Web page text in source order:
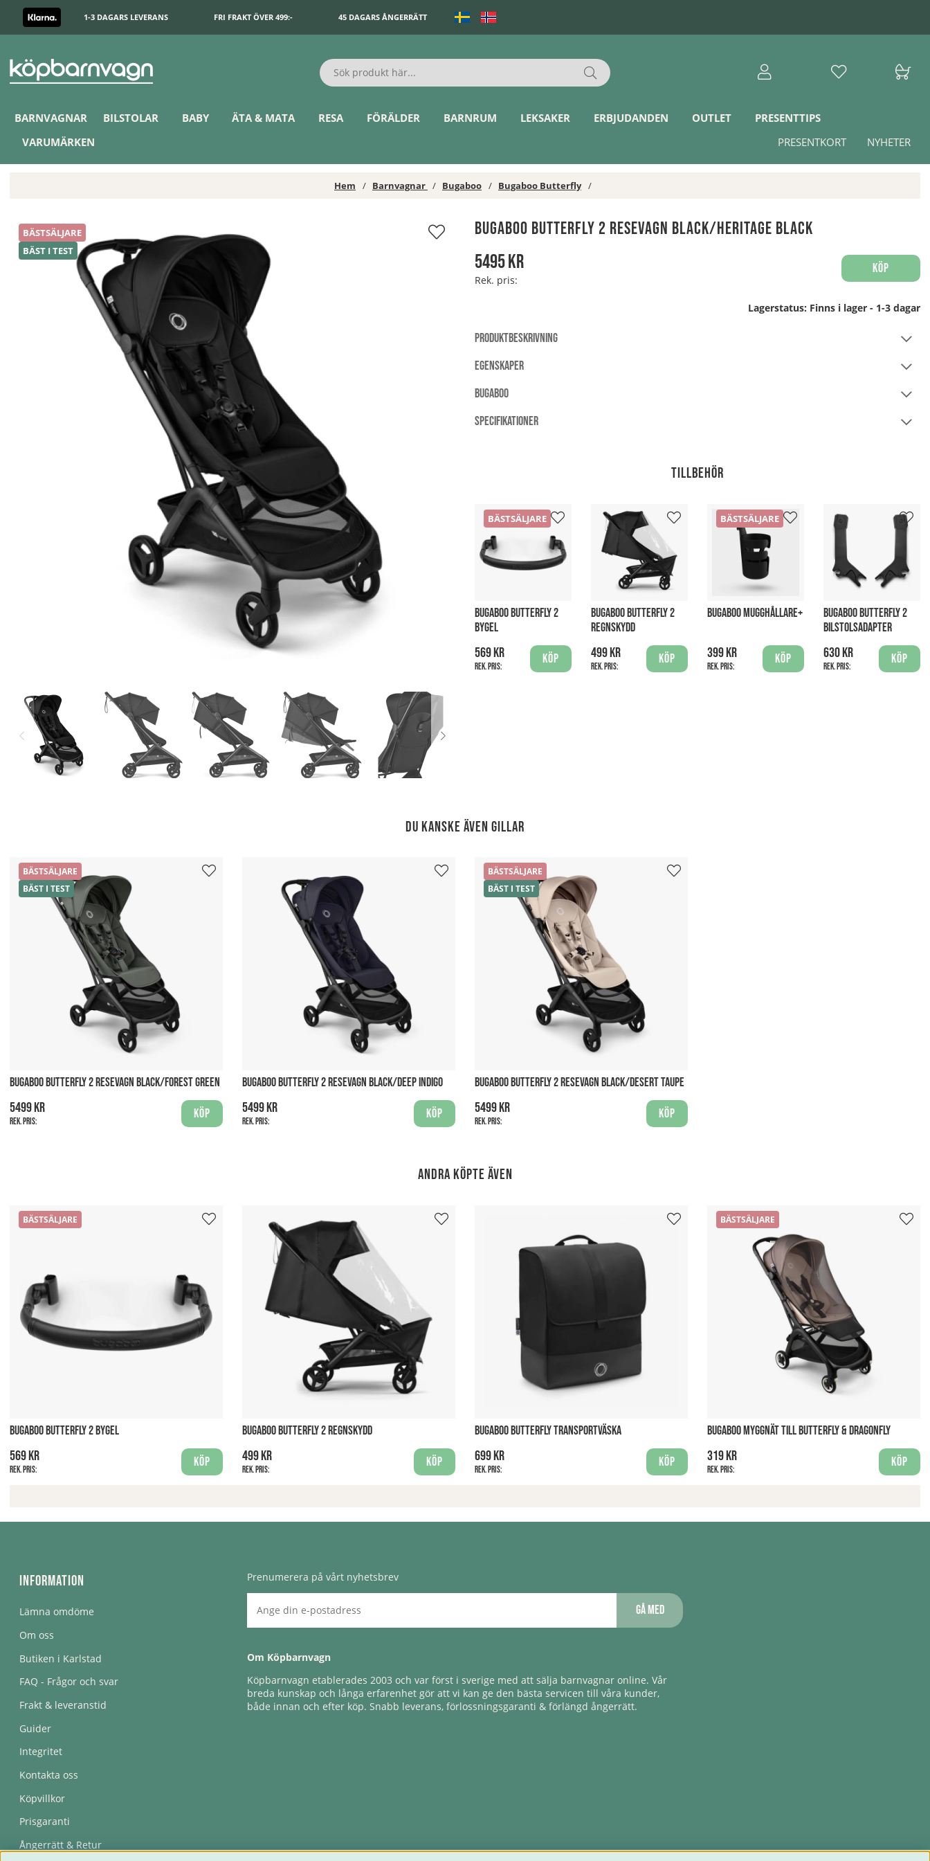
1-3 DAGARS LEVERANS FRI FRAKT ÖVER 499:- 45 DAGARS ÅNGERRÄTT
BARNVAGNAR BILSTOLAR BABY ÄTA & MATA RESA FÖRÄLDER BARNRUM LEKSAKER ERBJUDANDEN OUTLET
PRESENTTIPS
VARUMÄRKEN
NYHETER
PRESENTKORT
Hem Barnvagnar Bugaboo Bugaboo Butterfly
BÄSTSÄLJARE
BÄST I TEST
Bugaboo Butterfly 2 Resevagn Black/Heritage Black Bugaboo Butterfly 2 Resevagn Black/Heritage Black
5495kr
Rek. pris:
Köp
Lagerstatus: Finns i lager - 1-3 dagar
PRODUKTBESKRIVNING
EGENSKAPER
BUGABOO
SPECIFIKATIONER
Tillbehör
BÄSTSÄLJARE
BUGABOO BUTTERFLY 2
BYGEL
569 kr
Rek. pris:
Köp
BUGABOO BUTTERFLY 2
REGNSKYDD
499 kr
Rek. pris:
Köp
BÄSTSÄLJARE
BUGABOO MUGGHÅLLARE+
399 kr
Rek. pris:
Köp
BUGABOO BUTTERFLY 2
BILSTOLSADAPTER
630 kr
Rek. pris:
Köp
Du kanske även gillar
BÄSTSÄLJARE
BÄST I TEST
BUGABOO BUTTERFLY 2 RESEVAGN BLACK/FOREST GREEN
5499 kr
Rek. pris:
Köp
BUGABOO BUTTERFLY 2 RESEVAGN BLACK/DEEP INDIGO
5499 kr
Rek. pris:
Köp
BÄSTSÄLJARE
BÄST I TEST
BUGABOO BUTTERFLY 2 RESEVAGN BLACK/DESERT TAUPE
5499 kr
Rek. pris:
Köp
Andra köpte även
BÄSTSÄLJARE
BUGABOO BUTTERFLY 2 BYGEL
569 kr
Rek. pris:
Köp
BUGABOO BUTTERFLY 2 REGNSKYDD
499 kr
Rek. pris:
Köp
BUGABOO BUTTERFLY TRANSPORTVÄSKA
699 kr
Rek. pris:
Köp
BÄSTSÄLJARE
BUGABOO MYGGNÄT TILL BUTTERFLY & DRAGONFLY
319 kr
Rek. pris:
Köp
Information
Lämna omdöme
Om oss
Butiken i Karlstad
FAQ - Frågor och svar
Frakt & leveranstid
Guider
Integritet
Kontakta oss
Köpvillkor
Prisgaranti
Ångerrätt & Retur
Prenumerera på vårt nyhetsbrev
Gå med
Om Köpbarnvagn
Köpbarnvagn etablerades 2003 och var först i sverige med att sälja barnvagnar online. Vår
breda kunskap och långa erfarenhet gör att vi kan ge den bästa servicen till våra kunder,
både innan och efter köp. Snabb leverans, förlossningsgaranti & förlängd ångerrätt.